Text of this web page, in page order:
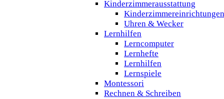
Kinderzimmerausstattung
Kinderzimmereinrichtungen
Uhren & Wecker
Lernhilfen
Lerncomputer
Lernhefte
Lernhilfen
Lernspiele
Montessori
Rechnen & Schreiben